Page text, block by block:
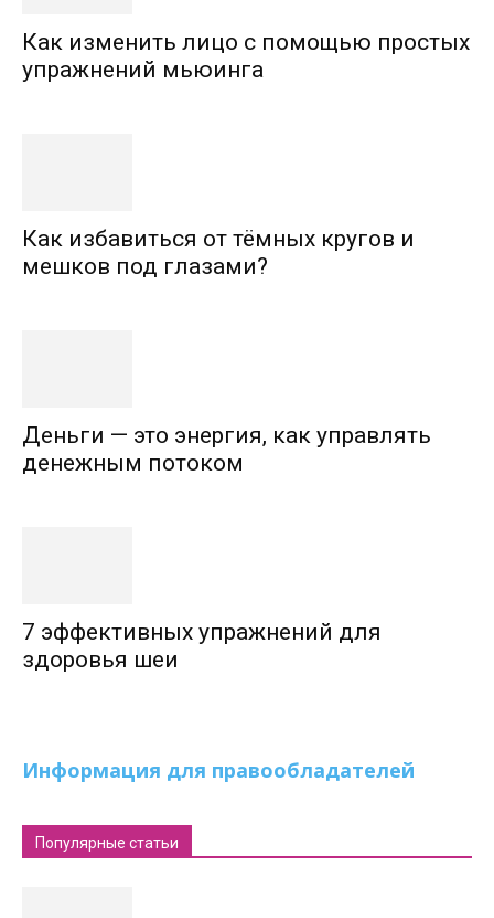
Как изменить лицо с помощью простых
упражнений мьюинга
Как избавиться от тёмных кругов и
мешков под глазами?
Деньги — это энергия, как управлять
денежным потоком
7 эффективных упражнений для
здоровья шеи
Информация для правообладателей
Популярные статьи